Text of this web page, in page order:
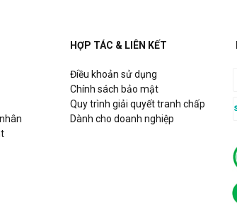
HỢP TÁC & LIÊN KẾT
Điều khoản sử dụng
Chính sách bảo mật
Quy trình giải quyết tranh chấp
Dành cho doanh nghiệp